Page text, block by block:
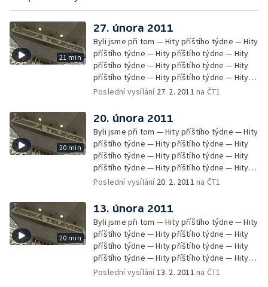
21 min
27. února 2011
Byli jsme při tom — Hity příštího týdne — Hity
příštího týdne — Hity příštího týdne — Hity
příštího týdne — Hity příštího týdne — Hity
příštího týdne — Hity příštího týdne — Hity
příštího týdne — Hity příštího týdne
Poslední vysílání 27. 2. 2011 na ČT1
20 min
20. února 2011
Byli jsme při tom — Hity příštího týdne — Hity
příštího týdne — Hity příštího týdne — Hity
příštího týdne — Hity příštího týdne — Hity
příštího týdne — Hity příštího týdne — Hity
příštího týdne — Hity příštího týdne — Hity
Poslední vysílání 20. 2. 2011 na ČT1
20 min
13. února 2011
Byli jsme při tom — Hity příštího týdne — Hity
příštího týdne — Hity příštího týdne — Hity
příštího týdne — Hity příštího týdne — Hity
příštího týdne — Hity příštího týdne — Hity
příštího týdne — Hity příštího týdne — Hity
Poslední vysílání13. 2. 2011 na ČT1